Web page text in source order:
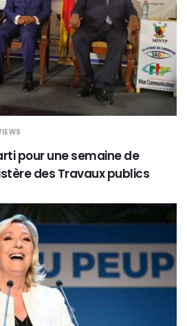
pour une semaine de
des Travaux publics